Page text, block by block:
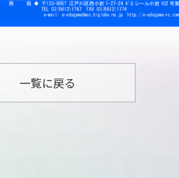
一覧に戻る